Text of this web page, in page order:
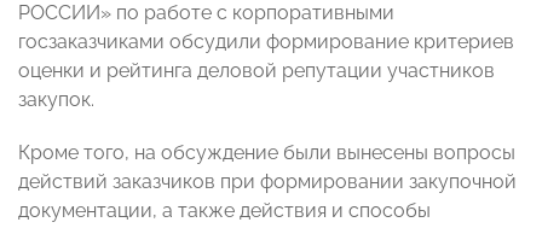
РОССИИ» по работе с корпоративными
госзаказчиками обсудили формирование критериев
оценки и рейтинга деловой репутации участников
закупок.
Кроме того, на обсуждение были вынесены вопросы
действий заказчиков при формировании закупочной
документации, а также действия и способы